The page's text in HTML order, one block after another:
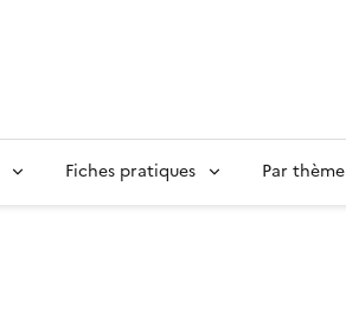
Fiches pratiques Par thème